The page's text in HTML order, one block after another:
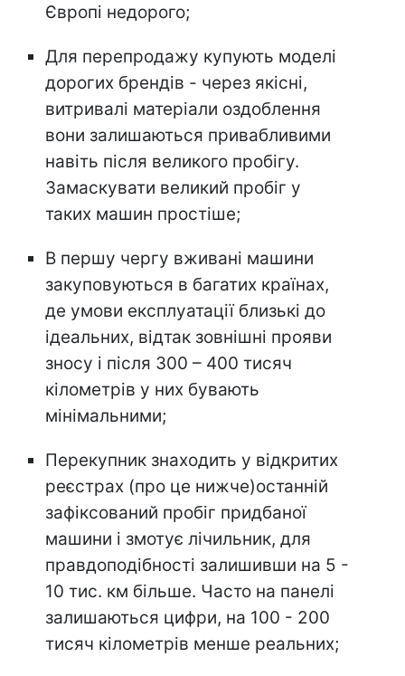
Європі недорого;
Для перепродажу купують моделі
дорогих брендів - через якісні,
витривалі матеріали оздоблення
вони залишаються привабливими
навіть після великого пробігу.
Замаскувати великий пробіг у
таких машин простіше;
В першу чергу вживані машини
закуповуються в багатих країнах,
де умови експлуатації близькі до
ідеальних, відтак зовнішні прояви
зносу і після 300 – 400 тисяч
кілометрів у них бувають
мінімальними;
Перекупник знаходить у відкритих
реєстрах (про це нижче)останній
зафіксований пробіг придбаної
машини і змотує лічильник, для
правдоподібності залишивши на 5 -
10 тис. км більше. Часто на панелі
залишаються цифри, на 100 - 200
тисяч кілометрів менше реальних;